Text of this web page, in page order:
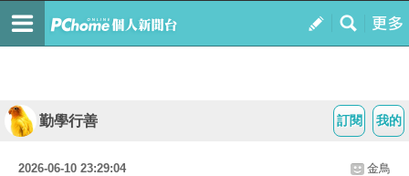
我的
訂閱
勤學行善
2026-06-10 23:29:04 金鳥